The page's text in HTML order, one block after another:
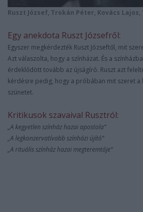
Ruszt József, Trokán Péter, Kovács
Egy anekdota Ruszt Józsefről:
Egyszer megkérdezték Ruszt Józseftől, mit
Azt válaszolta, hogy a színházat. És a
érdeklődött tovább az újságíró. Ruszt azt
kérdésre pedig, hogy a próbában mit szeret a
szünetet.
Kritikusok szavaival Rusztról:
„A kegyetlen színház hazai apostola”
„A legkonzervatívabb színházi újító”
„A rituális színház hazai megteremtője”